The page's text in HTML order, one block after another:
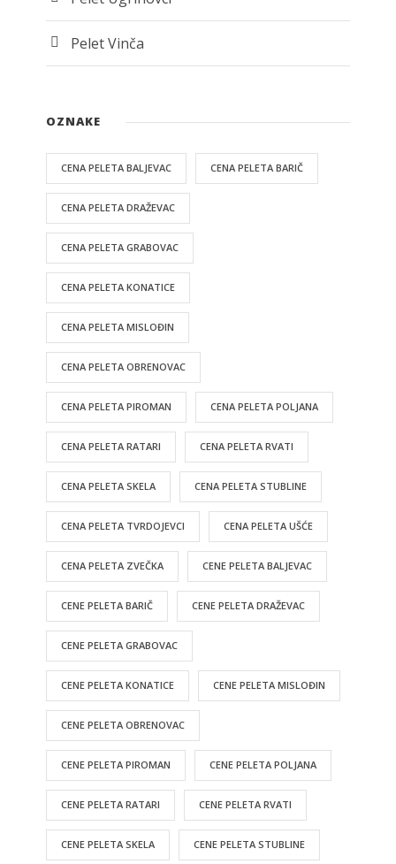
Pelet Vinča
OZNAKE
CENA PELETA BALJEVAC CENA PELETA BARIČ
CENA PELETA DRAŽEVAC
CENA PELETA GRABOVAC
CENA PELETA KONATICE
CENA PELETA MISLOĐIN
CENA PELETA OBRENOVAC
CENA PELETA PIROMAN CENA PELETA POLJANA
CENA PELETA RATARI CENA PELETA RVATI
CENA PELETA SKELA CENA PELETA STUBLINE
CENA PELETA TVRDOJEVCI CENA PELETA UŠĆE
CENA PELETA ZVEČKA CENE PELETA BALJEVAC
CENE PELETA BARIČ CENE PELETA DRAŽEVAC
CENE PELETA GRABOVAC
CENE PELETA KONATICE CENE PELETA MISLOĐIN
CENE PELETA OBRENOVAC
CENE PELETA PIROMAN CENE PELETA POLJANA
CENE PELETA RATARI CENE PELETA RVATI
CENE PELETA SKELA CENE PELETA STUBLINE